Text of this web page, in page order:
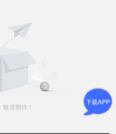
请期待！
下载APP